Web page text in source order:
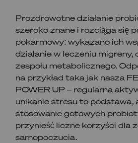
Prozdrowotne działanie
szeroko znane i rozciąga się
pokarmowy: wykazano ich
działanie w leczeniu migreny,
zespołu metabolicznego.
na przykład taka jak nasza
POWER UP – regularna
unikanie stresu to podstawa,
stosowanie gotowych
przynieść liczne korzyści dla
samopoczucia.